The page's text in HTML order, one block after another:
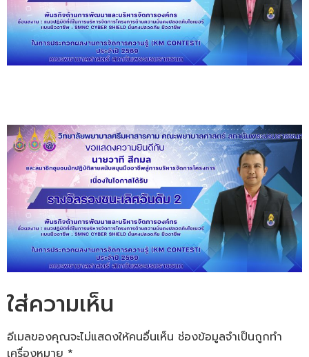
ใส่ความเห็น
อีเมลของคุณจะไม่แสดงให้คนอื่นเห็น ช่องข้อมูลจำเป็นถูกทำ
เครื่องหมาย *